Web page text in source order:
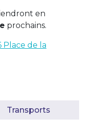
en
prochains.
Place de la
Transports